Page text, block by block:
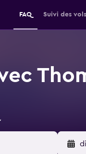
FAQ Suivi des vols